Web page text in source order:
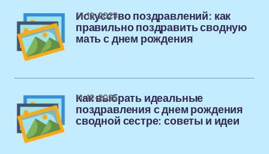
Искусство поздравлений: как
правильно поздравить сводную
мать с днем рождения
11-12-2025
Как выбрать идеальные
поздравления с днем рождения
сводной сестре: советы и идеи
11-12-2025